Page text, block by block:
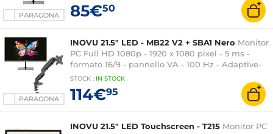
PARAGONA 85€50
PARAGONA
INOVU 21.5" LED - MB22 V2 + SBA1 Nero Monitor
PC Full HD 1080p - 1920 x 1080 pixel - 5 ms -
formato 16/9 - pannello VA - 100 Hz - Adaptive-
Sync - HDMI/VGA - Nero + Supporto Monitor fino
a 27" (Max. 7 Kg)
STOCK : IN STOCK
114€95
INOVU 21.5" LED Touchscreen - T215 Monitor PC